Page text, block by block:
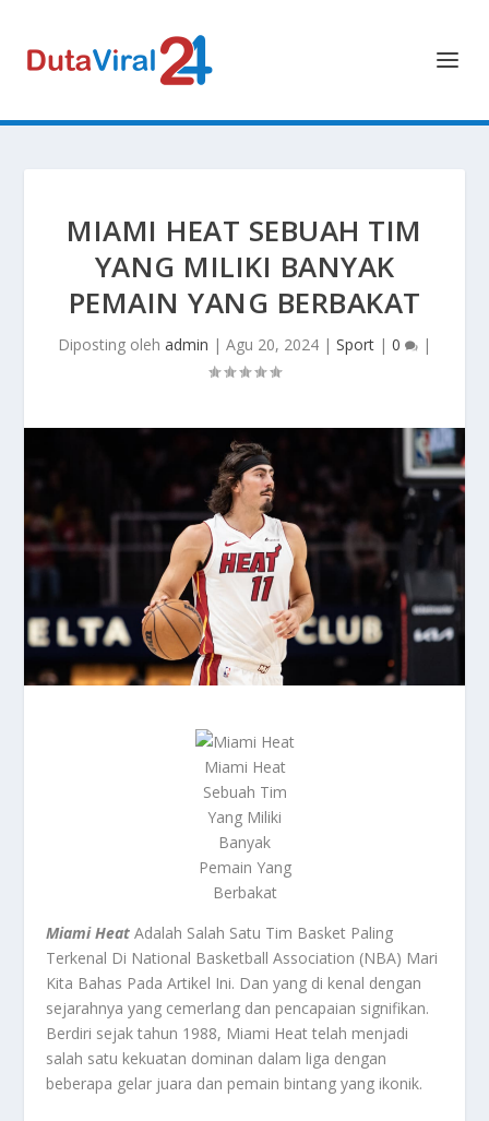
MIAMI HEAT SEBUAH TIM
YANG MILIKI BANYAK
PEMAIN YANG BERBAKAT
Diposting oleh admin | Agu 20, 2024 | Sport | 0 |
Miami Heat
Sebuah Tim
Yang Miliki
Banyak
Pemain Yang
Berbakat
Miami Heat Adalah Salah Satu Tim Basket Paling
Terkenal Di National Basketball Association (NBA) Mari
Kita Bahas Pada Artikel Ini. Dan yang di kenal dengan
sejarahnya yang cemerlang dan pencapaian signifikan.
Berdiri sejak tahun 1988, Miami Heat telah menjadi
salah satu kekuatan dominan dalam liga dengan
beberapa gelar juara dan pemain bintang yang ikonik.